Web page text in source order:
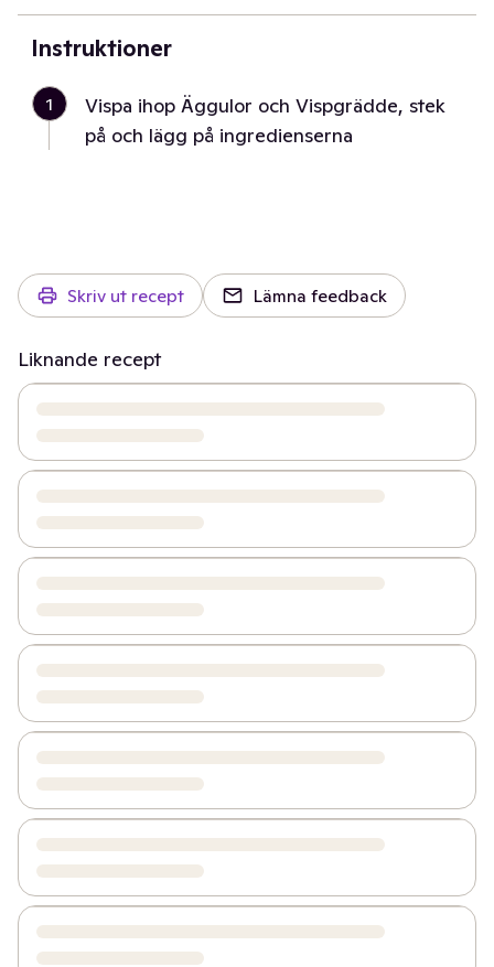
Instruktioner
1
Vispa ihop Äggulor och Vispgrädde, stek
på och lägg på ingredienserna
Skriv ut recept Lämna feedback
Liknande recept